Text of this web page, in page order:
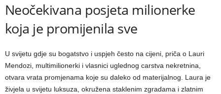
Neočekivana posjeta milionerke
koja je promijenila sve
U svijetu gdje su bogatstvo i uspjeh često na cijeni, priča o Lauri
Mendozi, multimilionerki i vlasnici uglednog carstva nekretnina,
otvara vrata promjenama koje su daleko od materijalnog. Laura je
živjela u svijetu luksuza, okružena staklenim zgradama i zlatnim